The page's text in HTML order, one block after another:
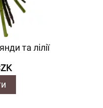
та лілії